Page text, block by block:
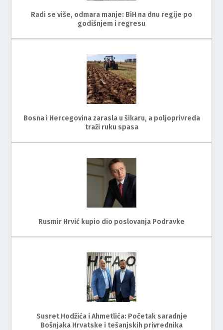
Radi se više, odmara manje: BiH na dnu regije po
godišnjem i regresu
Bosna i Hercegovina zarasla u šikaru, a poljoprivreda
traži ruku spasa
Rusmir Hrvić kupio dio poslovanja Podravke
Susret Hodžića i Ahmetlića: Početak saradnje
Bošnjaka Hrvatske i tešanjskih privrednika